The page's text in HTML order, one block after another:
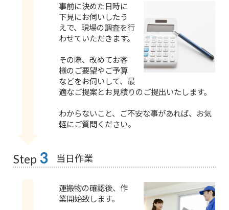
事前に決めた日時に
下見にお伺いしたう
えで、現場の調査を行
わせていただきます。
その際、改めてお客
様のご要望やご予算
などをお伺いして、最
適なご提案とお見積りのご提出いたします。
わからないこと、ご不安な事があれば、お気
軽にご質問ください。
Step 3 当日作業
運搬物の確認後、作
業開始致します。